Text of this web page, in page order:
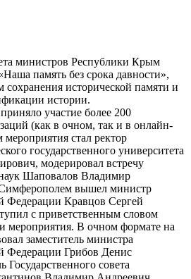
министров Республики Крым
память без срока давности»,
исторической памяти и
истории.
участие более 200
(как в очном, так и в онлайн-
стал ректор
государственного университета
модерировал встречу
Шаповалов Владимир
вышел министр
Федерации Кравцов Сергей
с приветственным словом
мероприятия. В очном формате на
заместитель министра
Федерации Грибов Денис
Государственного совета